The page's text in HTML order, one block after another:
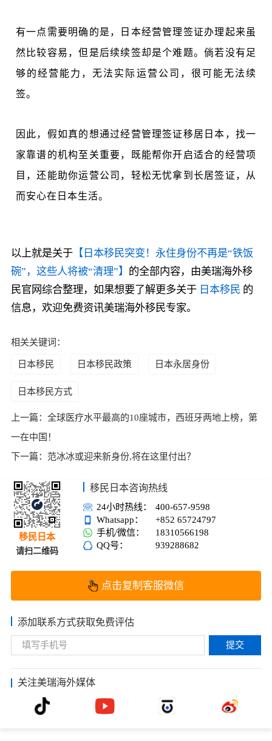
有一点需要明确的是，日本经营管理签证办理起来虽
然比较容易，但是后续续签却是个难题。倘若没有足
够的经营能力，无法实际运营公司，很可能无法续
签。
因此，假如真的想通过经营管理签证移居日本，找一
家靠谱的机构至关重要，既能帮你开启适合的经营项
目，还能助你运营公司，轻松无忧拿到长居签证，从
而安心在日本生活。
以上就是关于【日本移民突变！永住身份不再是“铁饭
碗”，这些人将被“清理”】
的全部内容，由美瑞海外移
民官网综合整理，如果想要了解更多关于 日本移民 的
信息，欢迎免费资讯美瑞海外移民专家。
相关关键词：
日本移民 日本移民政策 日本永居身份
日本移民方式
上一篇： 全球医疗水平最高的10座城市，西班牙两地上榜，第
一在中国！
下一篇： 范冰冰或迎来新身份,将在这里付出？
移民日本
请扫二维码
移民日本咨询热线
24小时热线：
400-657-9598
Whatsapp：
+852 65724797
手机/微信：
18310566198
QQ号：
939288682
点击复制客服微信
添加联系方式获取免费评估
提交
关注美瑞海外媒体